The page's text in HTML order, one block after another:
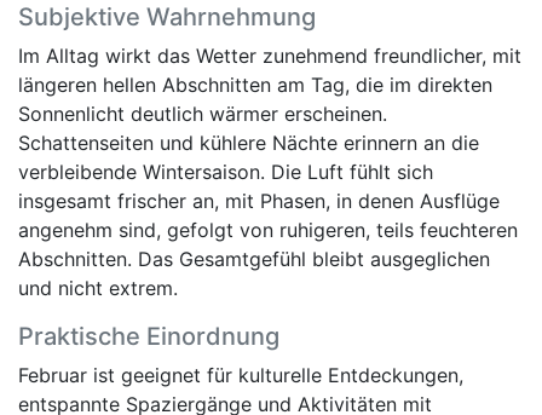
Subjektive Wahrnehmung
Im Alltag wirkt das Wetter zunehmend freundlicher, mit
längeren hellen Abschnitten am Tag, die im direkten
Sonnenlicht deutlich wärmer erscheinen.
Schattenseiten und kühlere Nächte erinnern an die
verbleibende Wintersaison. Die Luft fühlt sich
insgesamt frischer an, mit Phasen, in denen Ausflüge
angenehm sind, gefolgt von ruhigeren, teils feuchteren
Abschnitten. Das Gesamtgefühl bleibt ausgeglichen
und nicht extrem.
Praktische Einordnung
Februar ist geeignet für kulturelle Entdeckungen,
entspannte Spaziergänge und Aktivitäten mit